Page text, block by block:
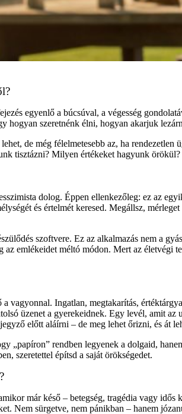
egyenlő a búcsúval, a végesség
hogyan szeretnénk élni, hogyan akarjuk
de még félelmetesebb az, ha
tisztázni? Milyen értékeket hagyunk örökül?
dolog. Éppen ellenkezőleg: ez az
és értelmét keresed. Megállsz,
szoftvere. Ez az alkalmazás nem a
az emlékeidet méltó módon. Mert az
vagyonnal. Ingatlan, megtakarítás,
üzenet a gyerekeidnek. Egy levél, amit
előtt aláírni – de meg lehet őrizni, és át
„papíron” rendben legyenek a dolgaid,
szeretettel építsd a saját örökségedet.
már késő – betegség, tragédia vagy
Nem sürgetve, nem pánikban – hanem